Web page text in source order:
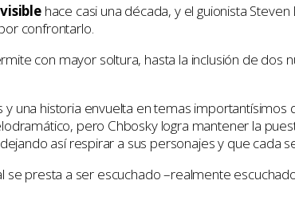
hace casi una década, y el guionista
confrontarlo.
con mayor soltura, hasta la inclusión de dos
una historia envuelta en temas
pero Chbosky logra mantener la
así respirar a sus personajes y que cada
presta a ser escuchado –realmente